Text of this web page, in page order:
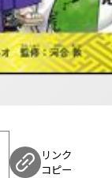
リンク
コピー